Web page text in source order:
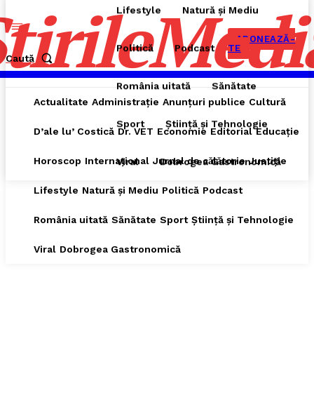
Caută
ABONEAZĂ-
TE
Actualitate Administrație Anunțuri publice Cultură
D’ale lu’ Costică Dr. VET Economie Editorial Educație
Horoscop Internațional Jurnal de cǎlǎtorie Justiție
Lifestyle Natură și Mediu Politică Podcast
România uitată Sănătate Sport Știință și Tehnologie
Viral Dobrogea Gastronomică
Lifestyle Natură și Mediu
Politică Podcast
România uitată Sănătate
Sport Știință și Tehnologie
Viral Dobrogea Gastronomică